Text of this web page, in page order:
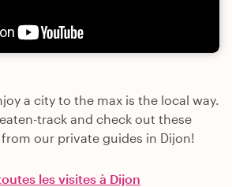
a city to the max is the local way.
track and check out these
our private guides in Dijon!
les visites à Dijon